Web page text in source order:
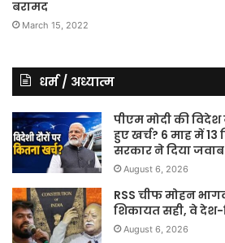
बरामद
March 15, 2022
धर्म / अध्यात्म
पीएम मोदी की
हुए खर्च? 6 माह में 13
सरकार ने दिया
August 6, 2026
RSS चीफ मोहन
शिकायत सही, वे देश-
August 6, 2026